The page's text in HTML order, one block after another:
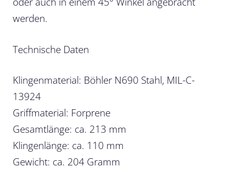
werden.
Technische Daten
Klingenmaterial: Böhler N690 Stahl, MIL-C-
13924
Griffmaterial: Forprene
Gesamtlänge: ca. 213 mm
Klingenlänge: ca. 110 mm
Gewicht: ca. 204 Gramm